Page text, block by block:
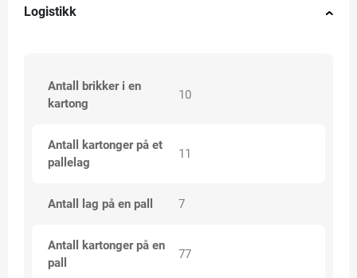
Logistikk
Antall brikker i en
kartong
10
Antall kartonger på et
pallelag
11
Antall lag på en pall 7
Antall kartonger på en
pall
77